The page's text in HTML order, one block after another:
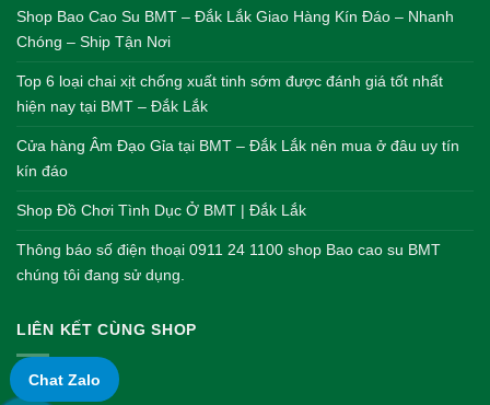
Shop Bao Cao Su BMT – Đắk Lắk Giao Hàng Kín Đáo – Nhanh
Chóng – Ship Tận Nơi
Top 6 loại chai xịt chống xuất tinh sớm được đánh giá tốt nhất
hiện nay tại BMT – Đắk Lắk
Cửa hàng Âm Đạo Gỉa tại BMT – Đắk Lắk nên mua ở đâu uy tín
kín đáo
Shop Đồ Chơi Tình Dục Ở BMT | Đắk Lắk
Thông báo số điện thoại 0911 24 1100 shop Bao cao su BMT
chúng tôi đang sử dụng.
LIÊN KẾT CÙNG SHOP
Chat Zalo